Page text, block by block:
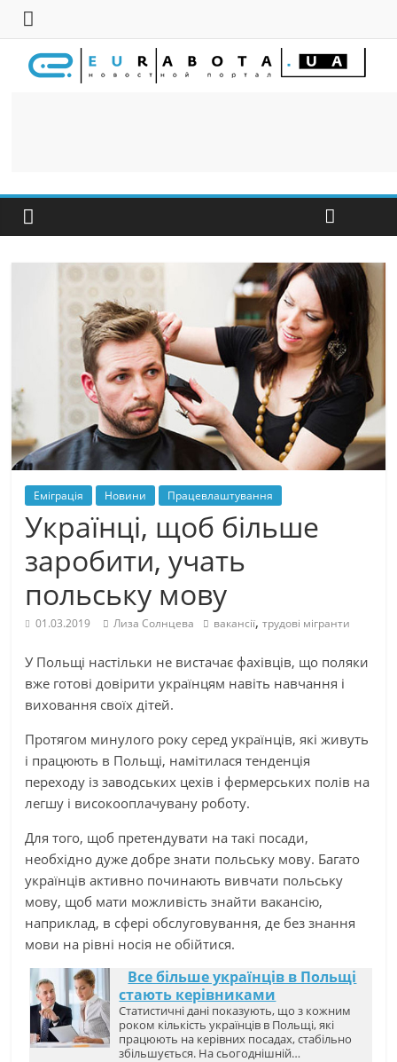
Еміграція Новини Працевлаштування
Українці, щоб більше
заробити, учать
польську мову
01.03.2019 Лиза Солнцева вакансії,трудові мігранти
У Польщі настільки не вистачає фахівців, що поляки
вже готові довірити українцям навіть навчання і
виховання своїх дітей.
Протягом минулого року серед українців, які живуть
і працюють в Польщі, намітилася тенденція
переходу із заводських цехів і фермерських полів на
легшу і високооплачувану роботу.
Для того, щоб претендувати на такі посади,
необхідно дуже добре знати польську мову. Багато
українців активно починають вивчати польську
мову, щоб мати можливість знайти вакансію,
наприклад, в сфері обслуговування, де без знання
мови на рівні носія не обійтися.
Все більше українців в Польщі
стають керівниками
Статистичні дані показують, що з кожним
роком кількість українців в Польщі, які
працюють на керівних посадах, стабільно
збільшується. На сьогоднішній…